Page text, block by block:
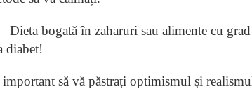
Dieta bogată în zaharuri sau alimente cu
diabet!
să vă păstrați optimismul și